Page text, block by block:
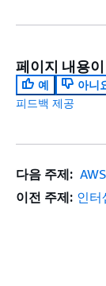
페이지 내용
예
아니
피드백 제공
다음 주제:
이전 주제: 인터